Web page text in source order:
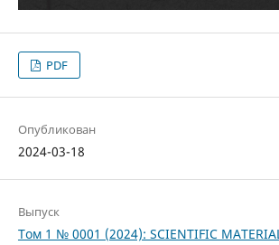
PDF
Опубликован
2024-03-18
Выпуск
Том 1 № 0001 (2024): SCIENTIFIC